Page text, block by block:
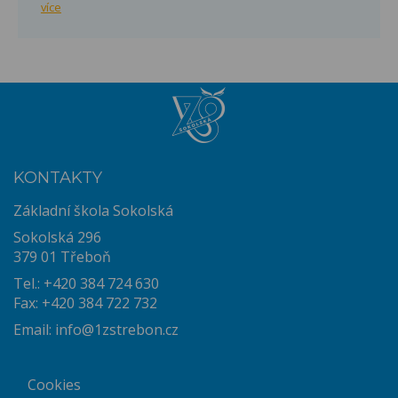
více
KONTAKTY
Základní škola Sokolská
Sokolská 296
379 01 Třeboň
Tel.: +420 384 724 630
Fax: +420 384 722 732
Email: info@1zstrebon.cz
Cookies